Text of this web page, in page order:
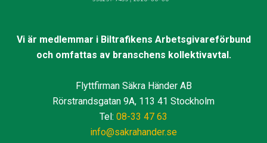
Vi är medlemmar i Biltrafikens Arbetsgivareförbund
och omfattas av branschens kollektivavtal.
Flyttfirman Säkra Händer AB
Rörstrandsgatan 9A, 113 41 Stockholm
Tel: 08-33 47 63
info@sakrahander.se